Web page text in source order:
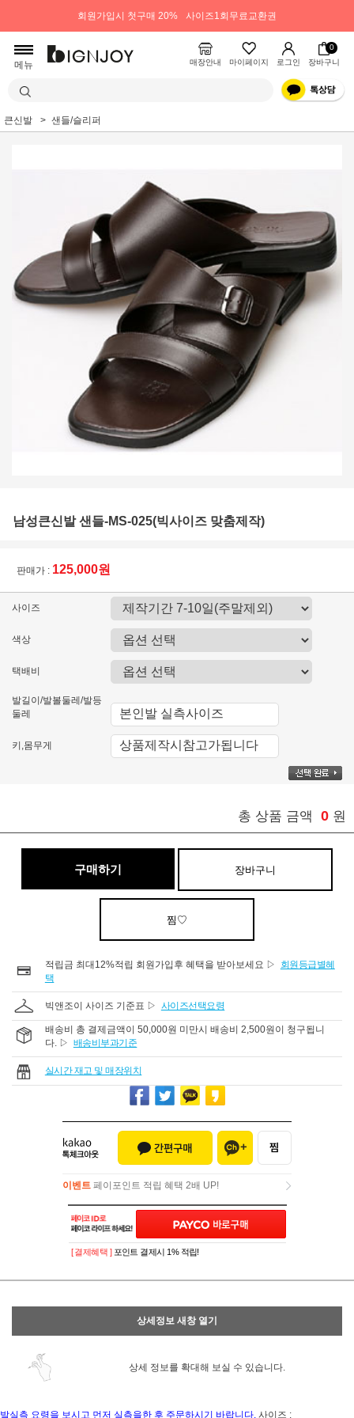
회원가입시 첫구매 20% 사이즈1회무료교환권
메뉴 매장안내 마이페이지 로그인
0
장바구니
큰신발 샌들/슬리퍼
남성큰신발 샌들-MS-025(빅사이즈 맞춤제작)
판매가 : 125,000원
사이즈
색상
택배비
발길이/발볼둘레/발등
둘레
키,몸무게
총 상품 금액 0 원
구매하기 장바구니
찜♡
적립금 최대12%적립 회원가입후 혜택을 받아보세요 ▷
회원등급별혜
택
빅앤조이 사이즈 기준표 ▷ 사이즈선택요령
배송비 총 결제금액이 50,000원 미만시 배송비 2,500원이 청구됩니
다. ▷ 배송비부과기준
실시간 재고 및 매장위치
이벤트 페이포인트 적립 혜택 2배 UP!
이벤트페이포인트 적립 혜택 2배 UP!
[ 결제혜택 ] 포인트 결제시 1% 적립!
상세정보 새창 열기
상세 정보를 확대해 보실 수 있습니다.
발실측 요령을 보시고 먼저 실측을한 후 주문하시기 바랍니다. 사이즈 :